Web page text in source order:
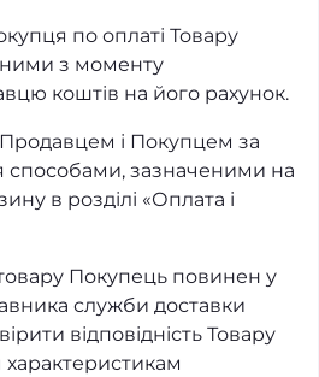
по оплаті Товару
з моменту
коштів на його рахунок.
і Покупцем за
способами, зазначеними на
в розділі «Оплата і
Покупець повинен у
служби доставки
відповідність Товару
характеристикам